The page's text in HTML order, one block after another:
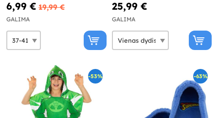
6,99 € 19,99 €
GALIMA
25,99 €
GALIMA
-53% -63%